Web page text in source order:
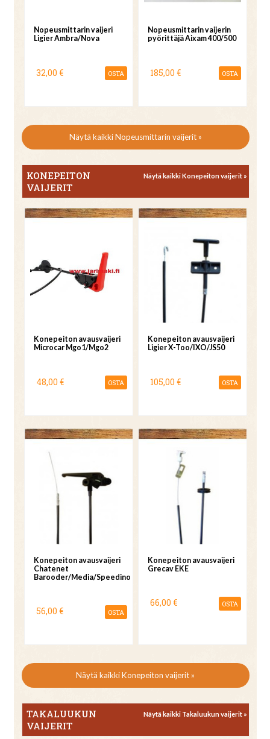
Nopeusmittarin vaijeri
Ligier Ambra/Nova
32,00 € OSTA
Nopeusmittarin vaijerin
pyörittäjä Aixam 400/500
185,00 € OSTA
Näytä kaikki Nopeusmittarin vaijerit »
KONEPEITON
VAIJERIT
Näytä kaikki Konepeiton vaijerit »
Konepeiton avausvaijeri
Microcar Mgo1/Mgo2
48,00 € OSTA
Konepeiton avausvaijeri
Ligier X-Too/IXO/JS50
105,00 € OSTA
Konepeiton avausvaijeri
Chatenet
Barooder/Media/Speedino
56,00 € OSTA
Konepeiton avausvaijeri
Grecav EKE
66,00 € OSTA
Näytä kaikki Konepeiton vaijerit »
TAKALUUKUN
VAIJERIT
Näytä kaikki Takaluukun vaijerit »